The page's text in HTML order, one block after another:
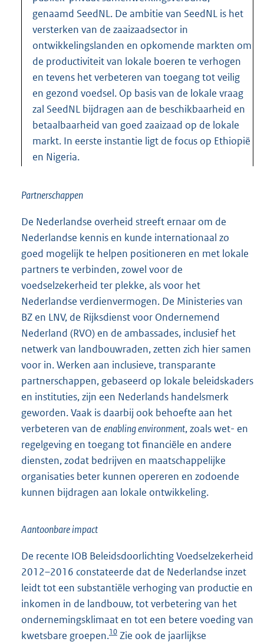
genaamd SeedNL. De ambitie van SeedNL is het
versterken van de zaaizaadsector in
ontwikkelingslanden en opkomende markten om
de productiviteit van lokale boeren te verhogen
en tevens het verbeteren van toegang tot veilig
en gezond voedsel. Op basis van de lokale vraag
zal SeedNL bijdragen aan de beschikbaarheid en
betaalbaarheid van goed zaaizaad op de lokale
markt. In eerste instantie ligt de focus op Ethiopië
en Nigeria.
Partnerschappen
De Nederlandse overheid streeft ernaar om de
Nederlandse kennis en kunde internationaal zo
goed mogelijk te helpen positioneren en met lokale
partners te verbinden, zowel voor de
voedselzekerheid ter plekke, als voor het
Nederlandse verdienvermogen. De Ministeries van
BZ en LNV, de Rijksdienst voor Ondernemend
Nederland (RVO) en de ambassades, inclusief het
netwerk van landbouwraden, zetten zich hier samen
voor in. Werken aan inclusieve, transparante
partnerschappen, gebaseerd op lokale beleidskaders
en instituties, zijn een Nederlands handelsmerk
geworden. Vaak is daarbij ook behoefte aan het
verbeteren van de enabling environment, zoals wet- en
regelgeving en toegang tot financiële en andere
diensten, zodat bedrijven en maatschappelijke
organisaties beter kunnen opereren en zodoende
kunnen bijdragen aan lokale ontwikkeling.
Aantoonbare impact
De recente IOB Beleidsdoorlichting Voedselzekerheid
2012–2016 constateerde dat de Nederlandse inzet
leidt tot een substantiële verhoging van productie en
inkomen in de landbouw, tot verbetering van het
ondernemingsklimaat en tot een betere voeding van
kwetsbare groepen.10 Zie ook de jaarlijkse